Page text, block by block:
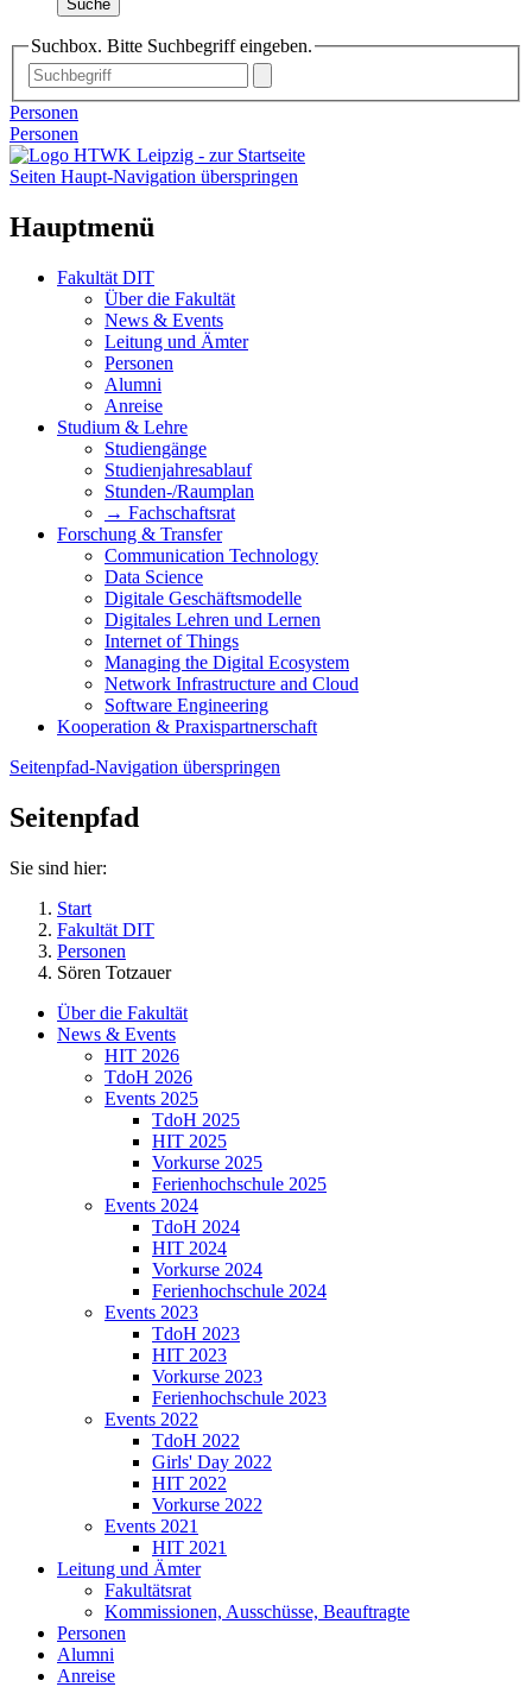
Suche
Suchbox. Bitte Suchbegriff eingeben.
Personen
Personen
Seiten Haupt-Navigation überspringen
Hauptmenü
Fakultät DIT
Über die Fakultät
News & Events
Leitung und Ämter
Personen
Alumni
Anreise
Studium & Lehre
Studiengänge
Studienjahresablauf
Stunden-/Raumplan
→ Fachschaftsrat
Forschung & Transfer
Communication Technology
Data Science
Digitale Geschäftsmodelle
Digitales Lehren und Lernen
Internet of Things
Managing the Digital Ecosystem
Network Infrastructure and Cloud
Software Engineering
Kooperation & Praxispartnerschaft
Seitenpfad-Navigation überspringen
Seitenpfad
Sie sind hier:
Start
Fakultät DIT
Personen
Sören Totzauer
Über die Fakultät
News & Events
HIT 2026
TdoH 2026
Events 2025
TdoH 2025
HIT 2025
Vorkurse 2025
Ferienhochschule 2025
Events 2024
TdoH 2024
HIT 2024
Vorkurse 2024
Ferienhochschule 2024
Events 2023
TdoH 2023
HIT 2023
Vorkurse 2023
Ferienhochschule 2023
Events 2022
TdoH 2022
Girls' Day 2022
HIT 2022
Vorkurse 2022
Events 2021
HIT 2021
Leitung und Ämter
Fakultätsrat
Kommissionen, Ausschüsse, Beauftragte
Personen
Alumni
Anreise